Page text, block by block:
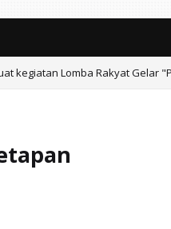
kegiatan Lomba Rakyat Gelar